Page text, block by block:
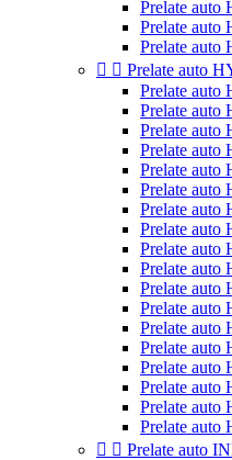
Prelate auto
Prelate auto
Prelate auto
  Prelate auto
Prelate
Prelate
Prelate
Prelate
Prelate
Prelate auto
Prelate
Prelate
Prelate
Prelate
Prelate
Prelate
Prelate
Prelate
Prelate
Prelate auto
Prelate auto
Prelate
  Prelate auto